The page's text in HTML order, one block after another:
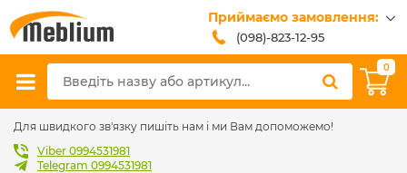
Приймаємо замовлення:
(098)-823-12-95
(099)-608-42-32
(093)-618-62-02
sales@meblium.com.ua
0
Для швидкого зв'язку пишіть нам і ми Вам допоможемо!
Viber 0994531981
Telegram 0994531981